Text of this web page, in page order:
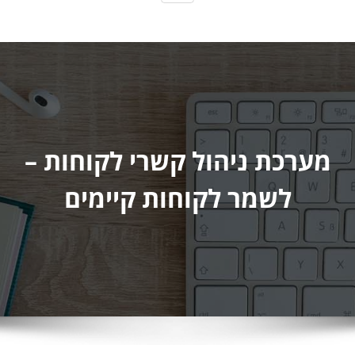
מערכת ניהול קשרי לקוחות –
לשמר לקוחות קיימים